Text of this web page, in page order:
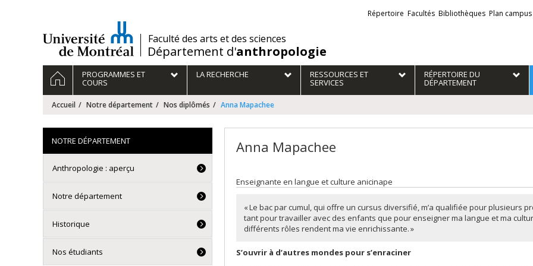
/Faculté des arts et des sciences
Département d'anthropologie
Liens
externes
Répertoire Facultés Bibliothèques Plan campus
Navigation
principale
ACCUEILPROGRAMMES ET
COURS
LA RECHERCHE RESSOURCES ET
SERVICES
RÉPERTOIRE DU
DÉPARTEMENT
Accueil Notre département Nos diplômés Anna Mapachee
Anna Mapachee
Enseignante en langue et culture anicinape
« Le bac par cumul, qui offre un cursus diversifié, m’a qualifiée pour plusieurs
tant pour travailler avec des enfants que pour enseigner ma langue et ma
différents rôles rendent ma vie enrichissante. »
S’ouvrir à d’autres mondes pour s’enraciner
NOTRE DÉPARTEMENT
Anthropologie : aperçu
Notre département
Historique
Nos étudiants